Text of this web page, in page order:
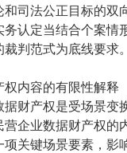
和司法公正目标的双
认定当结合个案情
判范式为底线要求。
权内容的有限性解释
据财产权是受场景变
营企业数据财产权的
关键场景要素，影